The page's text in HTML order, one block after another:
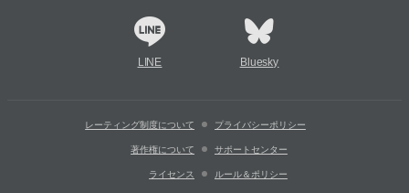
LINE Bluesky
レーティング制度について プライバシーポリシー
著作権について サポートセンター
ライセンス ルール＆ポリシー